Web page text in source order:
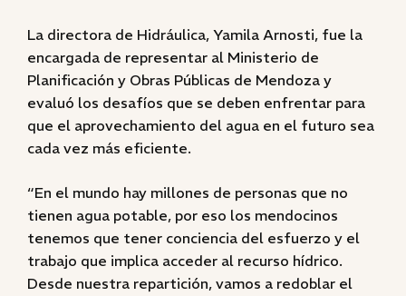
La directora de Hidráulica, Yamila Arnosti, fue la
encargada de representar al Ministerio de
Planificación y Obras Públicas de Mendoza y
evaluó los desafíos que se deben enfrentar para
que el aprovechamiento del agua en el futuro sea
cada vez más eficiente.
“En el mundo hay millones de personas que no
tienen agua potable, por eso los mendocinos
tenemos que tener conciencia del esfuerzo y el
trabajo que implica acceder al recurso hídrico.
Desde nuestra repartición, vamos a redoblar el